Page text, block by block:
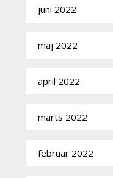
juni 2022
maj 2022
april 2022
marts 2022
februar 2022